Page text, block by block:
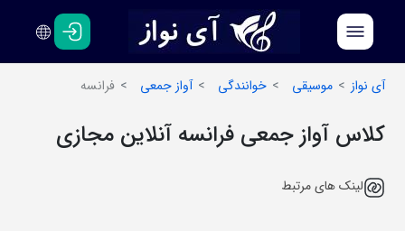
فارسی
انگلیسی
آی نواز
موسیقی خوانندگی آواز جمعی فرانسه
کلاس آواز جمعی فرانسه آنلاین مجازی
لینک های مرتبط